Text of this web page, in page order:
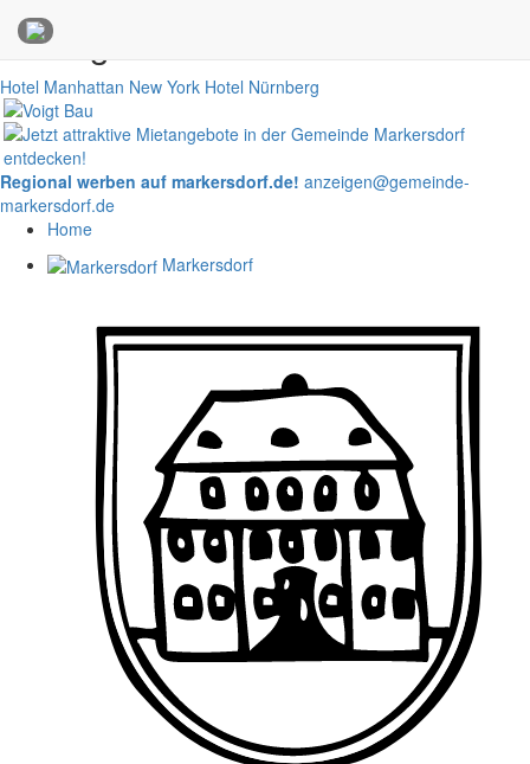
Anzeigen
Hotel Manhattan New York Hotel Nürnberg
Regional werben auf markersdorf.de! anzeigen@gemeinde-
markersdorf.de
Home
Markersdorf